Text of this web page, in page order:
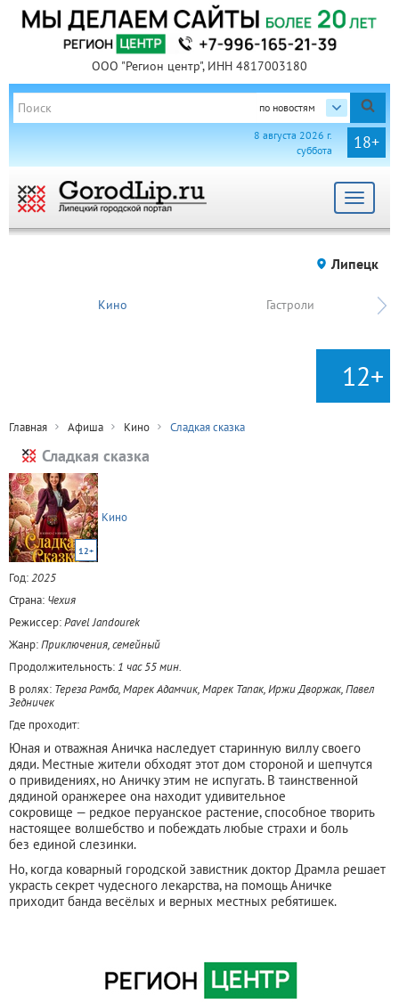
ООО "Регион центр", ИНН 4817003180
по новостям
18+
8 августа 2026 г.
суббота
Toggle
Липецк
Кино Гастроли
12+
Главная Афиша Кино Сладкая сказка
Сладкая сказка
12+
Кино
Год:2025
Страна: Чехия
Режиссер:Pavel Jandourek
Жанр:Приключения, семейный
Продолжительность: 1 час 55 мин.
В ролях: Тереза Рамба, Марек Адамчик, Марек Тапак, Иржи Дворжак, Павел
Зедничек
Где проходит:
Юная и отважная Аничка наследует старинную виллу своего
дяди. Местные жители обходят этот дом стороной и шепчутся
о привидениях, но Аничку этим не испугать. В таинственной
дядиной оранжерее она находит удивительное
сокровище — редкое перуанское растение, способное творить
настоящее волшебство и побеждать любые страхи и боль
без единой слезинки.
Но, когда коварный городской завистник доктор Драмла решает
украсть секрет чудесного лекарства, на помощь Аничке
приходит банда весёлых и верных местных ребятишек.